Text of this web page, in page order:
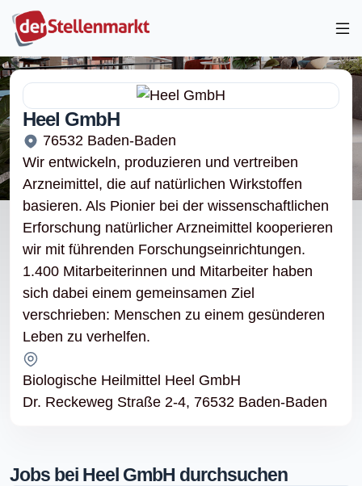
Heel GmbH
76532 Baden-Baden
Wir entwickeln, produzieren und vertreiben
Arzneimittel, die auf natürlichen Wirk­stoffen
basieren. Als Pionier bei der wissen­schaftlichen
Erforschung natürlicher Arzneimittel kooperieren
wir mit führenden Forschungs­einrichtungen.
1.400 Mitarbeiterinnen und Mitarbeiter haben
sich dabei einem gemeinsamen Ziel
verschrieben: Menschen zu einem gesünderen
Leben zu verhelfen.
Biologische Heilmittel Heel GmbH
Dr. Reckeweg Straße 2-4, 76532 Baden-Baden
Jobs bei Heel GmbH durchsuchen